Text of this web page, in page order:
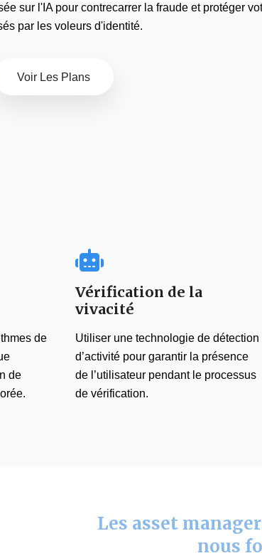
sur l'IA pour contrecarrer la fraude et protéger
par les voleurs d'identité.
Voir Les Plans
de
de
Vérification de la
vivacité
Utiliser une technologie de détection
d’activité pour garantir la présence
de l’utilisateur pendant le processus
de vérification.
Les asset
nous